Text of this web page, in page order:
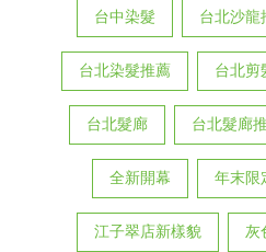
台中染髮 台北沙龍
台北染髮推薦 台北剪
台北髮廊 台北髮廊
全新開幕 年末限
江子翠店新樣貌 灰